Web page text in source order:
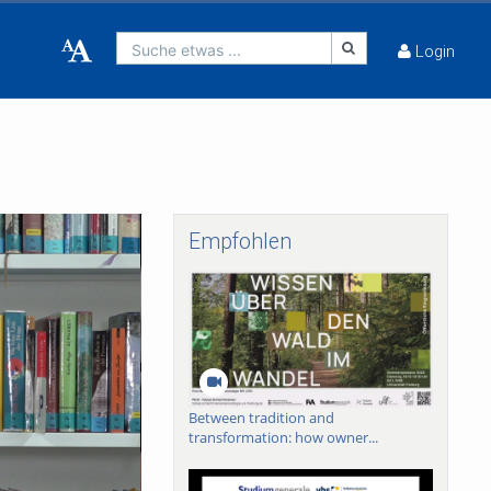
Suche etwas ... Login
Empfohlen
Between tradition and
transformation: how owner...